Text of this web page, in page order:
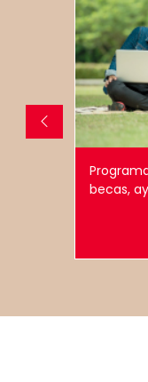
becas,